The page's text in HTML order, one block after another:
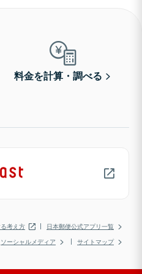
料金を計算・調べる
考え方
日本郵便公式アプリ一覧
ソーシャルメディア
サイトマップ